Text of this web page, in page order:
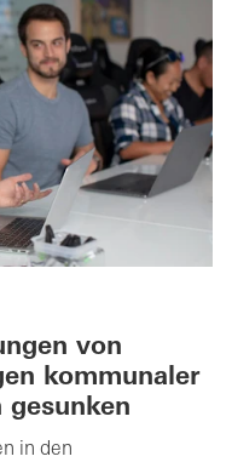
von
kommunaler
gesunken
in den